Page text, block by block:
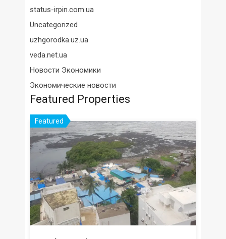
status-irpin.com.ua
Uncategorized
uzhgorodka.uz.ua
veda.net.ua
Новости Экономики
Экономические новости
Featured Properties
Featured